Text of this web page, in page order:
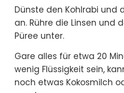
Dünste den Kohlrabi und
an. Rühre die Linsen und
Püree unter.
Gare alles für etwa 20
wenig Flüssigkeit sein,
noch etwas Kokosmilch